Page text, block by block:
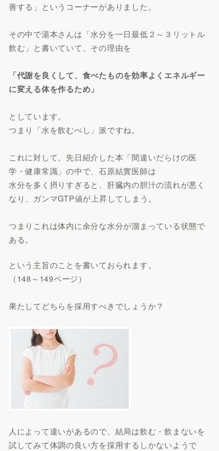
善する」というコーナーがありました。
その中で湯本さんは「水分を一日最低２～３リットル
飲む」と書いていて、その理由を
「代謝を良くして、食べたものを効率よくエネルギー
に変える体を作るため」
としています。
つまり「水を飲むべし」派ですね。
これに対して、先日紹介した本「間違いだらけの医
学・健康常識」の中で、石原結實医師は
水分を多く摂りすぎると、肝臓内の胆汁の流れが悪く
なり、ガンマGTP値が上昇してしまう。
つまりこれは体内に余分な水分が溜まっている状態で
ある。
という主旨のことを書いておられます。
（148～149ページ）
果たしてどちらを採用すべきでしょうか？
人によって違いがあるので、結局は飲む・飲まないを
試してみて体調の良い方を採用するしかないようで